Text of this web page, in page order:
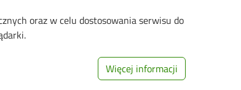
oraz w celu dostosowania serwisu do
Więcej informacji
Strona główna PŁ